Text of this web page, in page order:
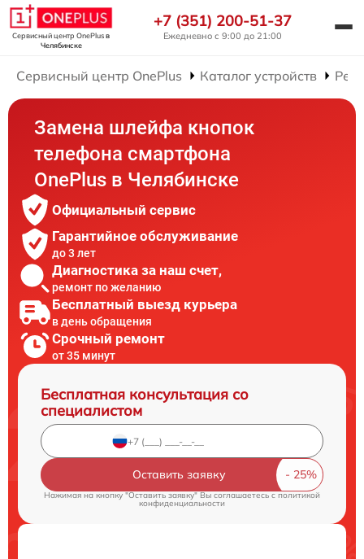
Сервисный центр OnePlusв
Челябинске
+7 (351) 200-51-37
Ежедневно с 9:00 до 21:00
Сервисный центр OnePlus Каталог устройств
Замена шлейфа кнопок
телефона смартфона
OnePlus в Челябинске
Официальный сервис
Гарантийное обслуживание
до 3 лет
Диагностика за наш счет,
ремонт по желанию
Бесплатный выезд курьера
в день обращения
Срочный ремонт
от 35 минут
Бесплатная консультация со
специалистом
Оставить заявку
Нажимая на кнопку "Оставить заявку" Вы соглашаетесь c политикой
конфиденциальности